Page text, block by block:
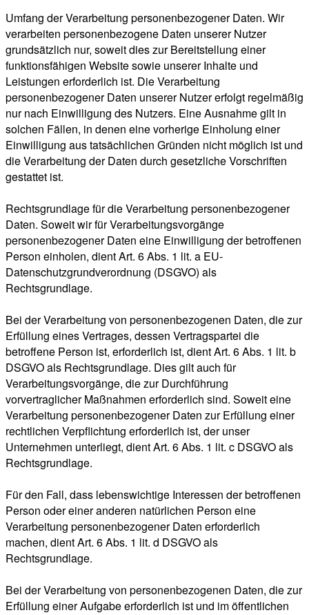
Umfang der Verarbeitung personenbezogener Daten. Wir
verarbeiten personenbezogene Daten unserer Nutzer
grundsätzlich nur, soweit dies zur Bereitstellung einer
funktionsfähigen Website sowie unserer Inhalte und
Leistungen erforderlich ist. Die Verarbeitung
personenbezogener Daten unserer Nutzer erfolgt regelmäßig
nur nach Einwilligung des Nutzers. Eine Ausnahme gilt in
solchen Fällen, in denen eine vorherige Einholung einer
Einwilligung aus tatsächlichen Gründen nicht möglich ist und
die Verarbeitung der Daten durch gesetzliche Vorschriften
gestattet ist.
Rechtsgrundlage für die Verarbeitung personenbezogener
Daten. Soweit wir für Verarbeitungsvorgänge
personenbezogener Daten eine Einwilligung der betroffenen
Person einholen, dient Art. 6 Abs. 1 lit. a EU-
Datenschutzgrundverordnung (DSGVO) als
Rechtsgrundlage.
Bei der Verarbeitung von personenbezogenen Daten, die zur
Erfüllung eines Vertrages, dessen Vertragspartei die
betroffene Person ist, erforderlich ist, dient Art. 6 Abs. 1 lit. b
DSGVO als Rechtsgrundlage. Dies gilt auch für
Verarbeitungsvorgänge, die zur Durchführung
vorvertraglicher Maßnahmen erforderlich sind. Soweit eine
Verarbeitung personenbezogener Daten zur Erfüllung einer
rechtlichen Verpflichtung erforderlich ist, der unser
Unternehmen unterliegt, dient Art. 6 Abs. 1 lit. c DSGVO als
Rechtsgrundlage.
Für den Fall, dass lebenswichtige Interessen der betroffenen
Person oder einer anderen natürlichen Person eine
Verarbeitung personenbezogener Daten erforderlich
machen, dient Art. 6 Abs. 1 lit. d DSGVO als
Rechtsgrundlage.
Bei der Verarbeitung von personenbezogenen Daten, die zur
Erfüllung einer Aufgabe erforderlich ist und im öffentlichen